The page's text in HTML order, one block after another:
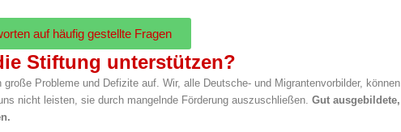
auf häufig gestellte Fragen
Stiftung unterstützen?
große Probleme und Defizite auf. Wir, alle Deutsche- und Migrantenvorbilder,
nicht leisten, sie durch mangelnde Förderung auszuschließen. Gut